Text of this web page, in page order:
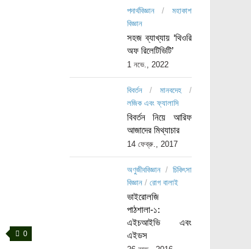
0
পদার্থবিজ্ঞান/ মহাকাশ
বিজ্ঞান
সহজ ব্যাখ্যায় ‘থিওরি
অফ রিলেটিভিটি’
1 নভে., 2022
বিবর্তন/মানবদেহ /
লজিক এবং ফ্যালাসি
বিবর্তন নিয়ে আরিফ
আজাদের মিথ্যাচার
14 ফেব্রু., 2017
অণুজীববিজ্ঞান/ চিকিৎসা
বিজ্ঞান/ রোগ বালাই
ভাইরোলজি
পাঠশালা-১:
এইচআইভি এবং
এইডস